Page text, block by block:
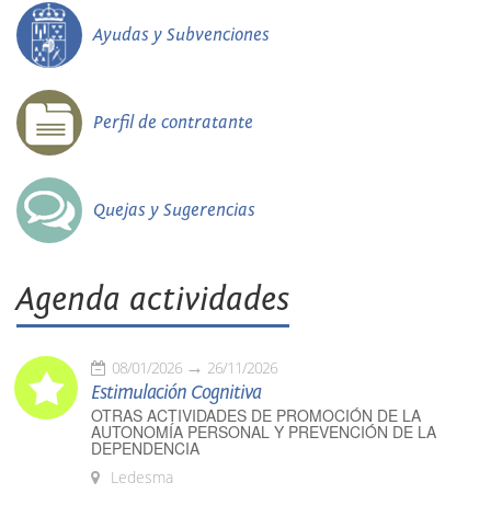
Ayudas y Subvenciones
Perfil de contratante
Quejas y Sugerencias
Agenda actividades
08/01/2026 26/11/2026
Estimulación Cognitiva
OTRAS ACTIVIDADES DE PROMOCIÓN DE LA
AUTONOMÍA PERSONAL Y PREVENCIÓN DE LA
DEPENDENCIA
Ledesma